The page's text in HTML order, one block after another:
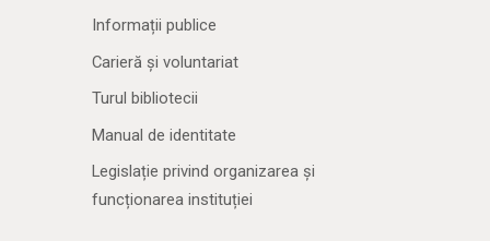
Informații publice
Carieră și voluntariat
Turul bibliotecii
Manual de identitate
Legislație privind organizarea și
funcționarea instituției